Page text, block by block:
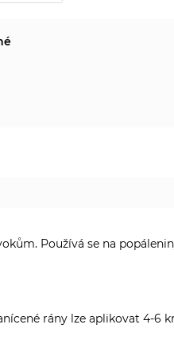
Používá se na
rány lze aplikovat 4-6